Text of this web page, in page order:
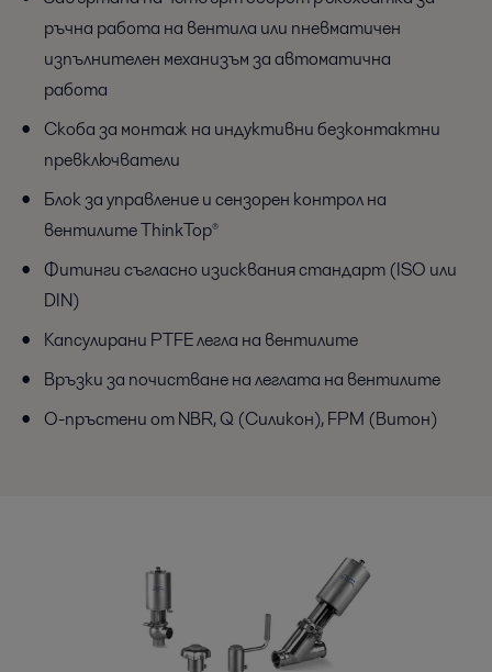
ръчна работа на вентила или пневматичен
изпълнителен механизъм за автоматична
работа
Скоба за монтаж на индуктивни безконтактни
превключватели
Блок за управление и сензорен контрол на
вентилите ThinkTop®
Фитинги съгласно изисквания стандарт (ISO или
DIN)
Капсулирани PTFE легла на вентилите
Връзки за почистване на леглата на вентилите
O-пръстени от NBR, Q (Силикон), FPM (Витон)